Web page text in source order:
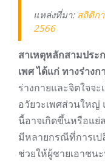
แหล่งที่มา: สถิติก
2566
สาเหตุหลักสามประ
เพศ ได้แก่ ทางร่าง
ร่างกายและจิตใจจ
อวัยวะเพศส่วนใหญ่
นี้อาจเกิดขึ้นหรือแย่
มีหลายกรณีที่การเป
ช่วยให้ผู้ชายเอาชน